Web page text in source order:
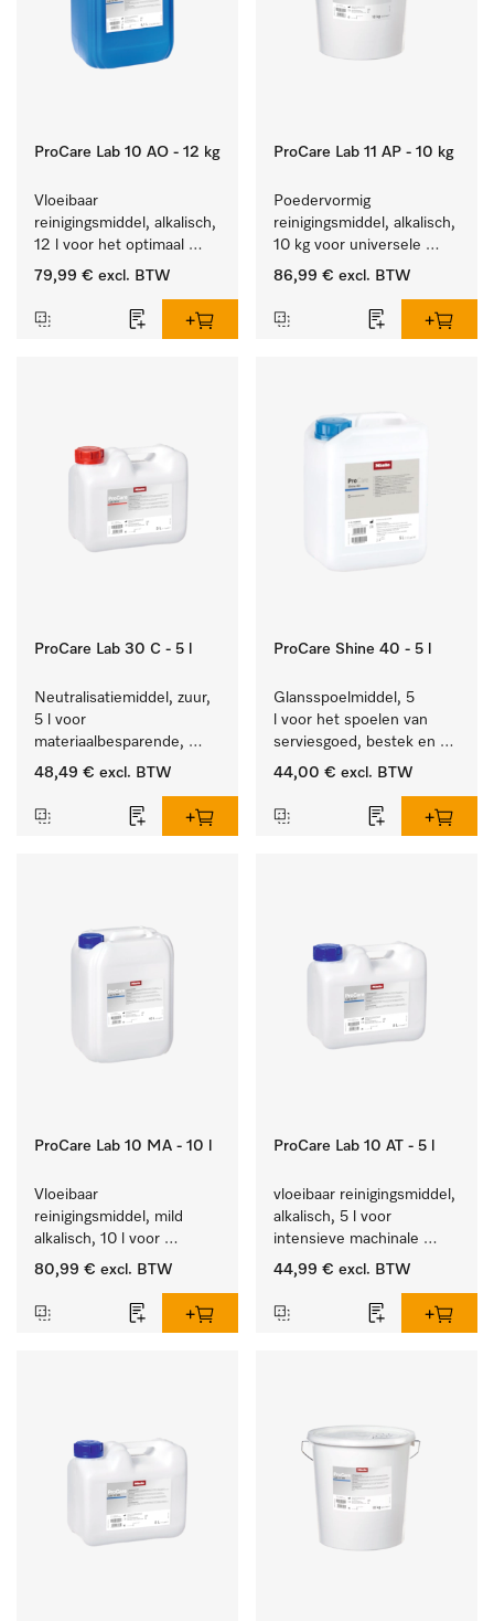
ProCare Lab 10 AO - 12 kg
Vloeibaar
reinigingsmiddel, alkalisch,
12 l voor het optimaal
behandelen van
79,99 € excl. BTW
ProCare Lab 11 AP - 10 kg
Poedervormig
reinigingsmiddel, alkalisch,
10 kg voor universele
machinale reiniging van
gerei.
86,99 € excl. BTW
ProCare Lab 30 C - 5 l
Neutralisatiemiddel, zuur,
5 l voor
materiaalbesparende,
machinale reiniging van
gerei.
48,49 € excl. BTW
ProCare Shine 40 - 5 l
Glansspoelmiddel, 5
l voor het spoelen van
serviesgoed, bestek en
ideaal voor glazen.
44,00 € excl. BTW
ProCare Lab 10 MA - 10 l
Vloeibaar
reinigingsmiddel, mild
alkalisch, 10 l voor
materiaalbesparende,
laboratoriumglasw. en -
80,99 € excl. BTW
ProCare Lab 10 AT - 5 l
vloeibaar reinigingsmiddel,
alkalisch, 5 l voor
intensieve machinale
reiniging van
gerei.
44,99 € excl. BTW